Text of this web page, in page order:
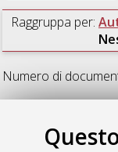
Raggruppa per:
Numero di
Akmetdinov,
[Laurea